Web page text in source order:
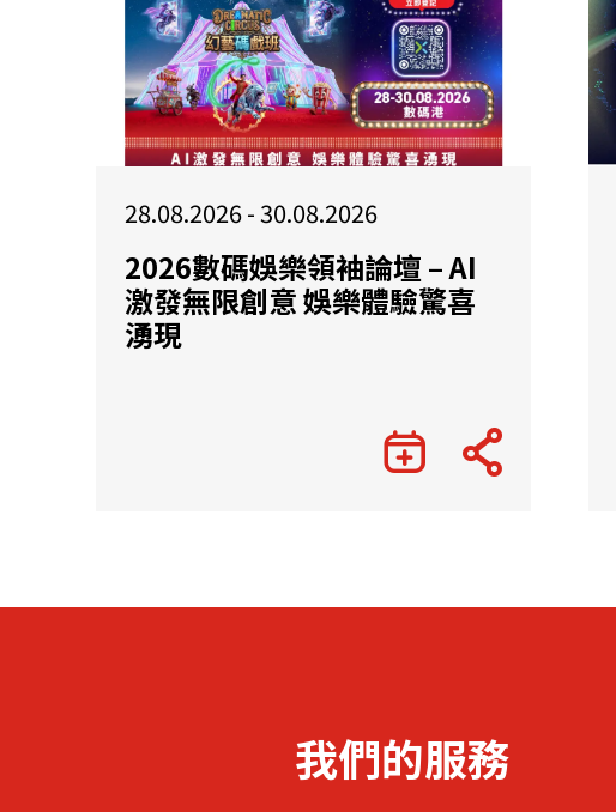
28.08.2026 - 30.08.2026
2026數碼娛樂領袖論壇 – AI
激發無限創意 娛樂體驗驚喜
湧現
我們的服務